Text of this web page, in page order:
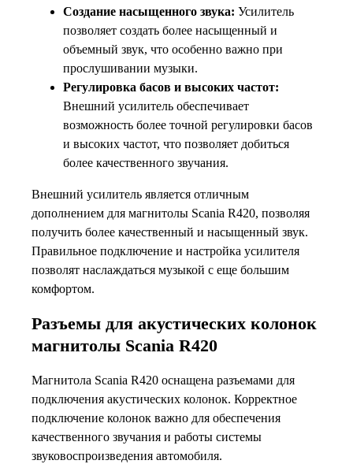
Создание насыщенного звука: Усилитель
позволяет создать более насыщенный и
объемный звук, что особенно важно при
прослушивании музыки.
Регулировка басов и высоких частот:
Внешний усилитель обеспечивает
возможность более точной регулировки басов
и высоких частот, что позволяет добиться
более качественного звучания.
Внешний усилитель является отличным
дополнением для магнитолы Scania R420, позволяя
получить более качественный и насыщенный звук.
Правильное подключение и настройка усилителя
позволят наслаждаться музыкой с еще большим
комфортом.
Разъемы для акустических колонок
магнитолы Scania R420
Магнитола Scania R420 оснащена разъемами для
подключения акустических колонок. Корректное
подключение колонок важно для обеспечения
качественного звучания и работы системы
звуковоспроизведения автомобиля.